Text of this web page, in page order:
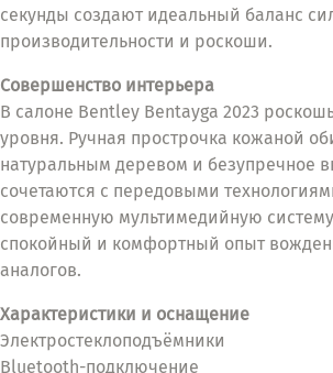
секунды создают идеальный баланс
производительности и роскоши.
Совершенство интерьера
В салоне Bentley Bentayga 2023
уровня. Ручная прострочка кожаной
натуральным деревом и безупречное
сочетаются с передовыми
современную мультимедийную
спокойный и комфортный опыт
аналогов.
Характеристики и оснащение
Электростеклоподъёмники
Bluetooth-подключение